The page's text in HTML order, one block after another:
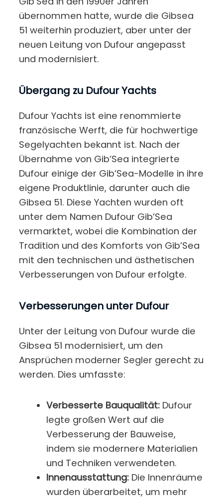
übernommen hatte, wurde die Gibsea
51 weiterhin produziert, aber unter der
neuen Leitung von Dufour angepasst
und modernisiert.
Übergang zu Dufour Yachts
Dufour Yachts ist eine renommierte
französische Werft, die für hochwertige
Segelyachten bekannt ist. Nach der
Übernahme von Gib’Sea integrierte
Dufour einige der Gib’Sea-Modelle in ihre
eigene Produktlinie, darunter auch die
Gibsea 51. Diese Yachten wurden oft
unter dem Namen Dufour Gib’Sea
vermarktet, wobei die Kombination der
Tradition und des Komforts von Gib’Sea
mit den technischen und ästhetischen
Verbesserungen von Dufour erfolgte.
Verbesserungen unter Dufour
Unter der Leitung von Dufour wurde die
Gibsea 51 modernisiert, um den
Ansprüchen moderner Segler gerecht zu
werden. Dies umfasste:
Verbesserte Bauqualität:Dufour
legte großen Wert auf die
Verbesserung der Bauweise,
indem sie modernere Materialien
und Techniken verwendeten.
Innenausstattung:Die Innenräume
wurden überarbeitet, um mehr